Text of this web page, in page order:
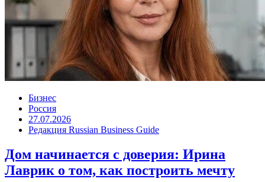
Бизнес
Россия
27.07.2026
Редакция Russian Business Guide
Дом начинается с доверия: Ирина
Лаврик о том, как построить мечту